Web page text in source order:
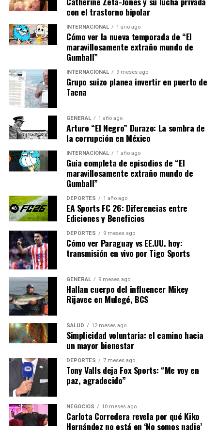
“Cuando un presidente se
arroja a la impudicia de
saltarse la Constitución,
gobierna con unos
Presupuestos que elaboró
otro Ejecutivo y aprobó otro
Legislativo, se apodera de
la televisión pública para
difundir a todas horas su
propaganda victimista,
utiliza el CIS para engañar,
ataca a los jueces, se
esfuerza en controlar la
Fiscalía y el Constitucional
e intenta dirigir las
grandes empresas con
nuestro dinero se está
pasando por el forro el
interés general.”
Este comentario refleja la frustración y el escepticismo
generalizado sobre las intenciones del presidente. La
falta de transparencia y el aparente desprecio por las
normas constitucionales han erosionado la confianza
pública en el gobierno actual.
Implicaciones y Futuro Político
La situación actual plantea serias preguntas sobre el
con el trastorno bipolar
INTERNACIONAL 1 año ago
Cómo ver la nueva temporada de “El
maravillosamente extraño mundo de
Gumball”
INTERNACIONAL 9 meses ago
Grupo suizo planea invertir en puerto de
Tacna
GENERAL 1 año ago
Arturo “El Negro” Durazo: La sombra de
la corrupción en México
INTERNACIONAL 1 año ago
Guía completa de episodios de “El
maravillosamente extraño mundo de
Gumball”
DEPORTES 1 año ago
EA Sports FC 26: Diferencias entre
Ediciones y Beneficios
DEPORTES 9 meses ago
Cómo ver Paraguay vs EE.UU. hoy:
transmisión en vivo por Tigo Sports
GENERAL 9 meses ago
Hallan cuerpo del influencer Mikey
Rijavec en Mulegé, BCS
SALUD 12 meses ago
Simplicidad voluntaria: el camino hacia
un mayor bienestar
DEPORTES 7 meses ago
Tony Valls deja Fox Sports: “Me voy en
paz, agradecido”
NEGOCIOS 10 meses ago
Carlota Corredera revela por qué Kiko
Hernández no está en ‘No somos nadie’